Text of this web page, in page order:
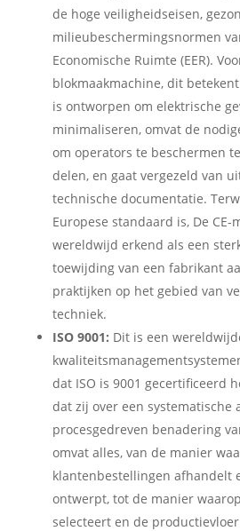
de hoge veiligheidseisen,
milieubeschermingsnormen
Economische Ruimte (EER).
blokmaakmachine, dit
is ontworpen om elektrische
minimaliseren, omvat de
om operators te beschermen
delen, en gaat vergezeld van
technische documentatie.
Europese standaard is, De
wereldwijd erkend als een
toewijding van een fabrikant
praktijken op het gebied van
techniek.
ISO 9001: Dit is een
dat ISO is 9001 gecertificeerd
dat zij over een systematische
procesgedreven benadering
omvat alles, van de manier
klantenbestellingen afhandelt
ontwerpt, tot de manier
selecteert en de